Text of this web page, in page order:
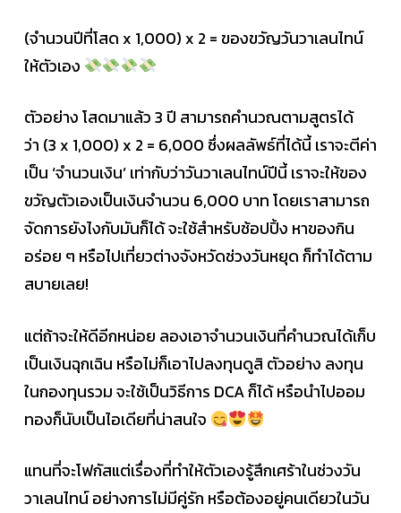
(จำนวนปีที่โสด x 1,000) x 2 = ของขวัญวันวาเลนไทน์
ให้ตัวเอง
ตัวอย่าง โสดมาแล้ว 3 ปี สามารถคำนวณตามสูตรได้
ว่า (3 x 1,000) x 2 = 6,000 ซึ่งผลลัพธ์ที่ได้นี้ เราจะตีค่า
เป็น ‘จำนวนเงิน’ เท่ากับว่าวันวาเลนไทน์ปีนี้ เราจะให้ของ
ขวัญตัวเองเป็นเงินจำนวน 6,000 บาท โดยเราสามารถ
จัดการยังไงกับมันก็ได้ จะใช้สำหรับช้อปปิ้ง หาของกิน
อร่อย ๆ หรือไปเที่ยวต่างจังหวัดช่วงวันหยุด ก็ทำได้ตาม
สบายเลย!
แต่ถ้าจะให้ดีอีกหน่อย ลองเอาจำนวนเงินที่คำนวณได้เก็บ
เป็นเงินฉุกเฉิน หรือไม่ก็เอาไปลงทุนดูสิ ตัวอย่าง ลงทุน
ในกองทุนรวม จะใช้เป็นวิธีการ DCA ก็ได้ หรือนำไปออม
ทองก็นับเป็นไอเดียที่น่าสนใจ
แทนที่จะโฟกัสแต่เรื่องที่ทำให้ตัวเองรู้สึกเศร้าในช่วงวัน
วาเลนไทน์ อย่างการไม่มีคู่รัก หรือต้องอยู่คนเดียวในวัน